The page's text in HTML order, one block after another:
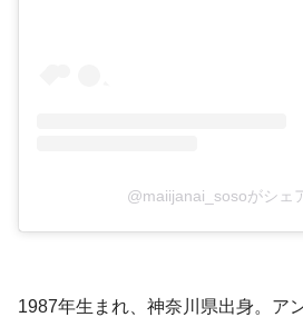
@maiijanai_sosoがシェ
1987年生まれ、神奈川県出身。ア